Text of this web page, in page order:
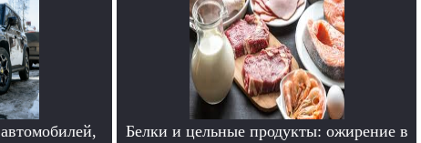
Белки и цельные продукты: ожирение в